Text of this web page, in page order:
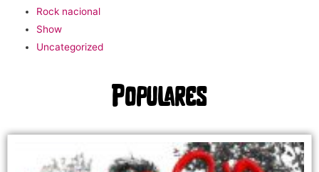
Rock nacional
Show
Uncategorized
Populares